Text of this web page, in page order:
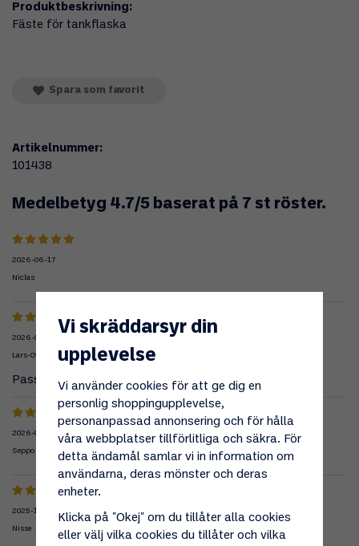
Produktbeskrivning:
Fäste för tankflaska
Spara som favorit
Artikelnummer:
101438
Medelbetyg 4.7/5 baserat på 7 st röster.
2026-06-17
Niclas
2026-05-01
Lars-Ove
Passade perfekt i de gamla fästena
2026-02-16
Seppo
2025-11-04
Nisse
Vi skräddarsyr din
upplevelse
Vi använder cookies för att ge dig en
personlig shoppingupplevelse,
personanpassad annonsering och för hålla
våra webbplatser tillförlitliga och säkra. För
detta ändamål samlar vi in information om
användarna, deras mönster och deras
enheter.
Klicka på "Okej" om du tillåter alla cookies
eller välj vilka cookies du tillåter och vilka